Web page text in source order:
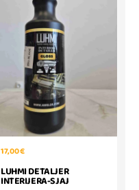
17,00 €
LUHMI DETALJER
INTERIJERA-SJAJ